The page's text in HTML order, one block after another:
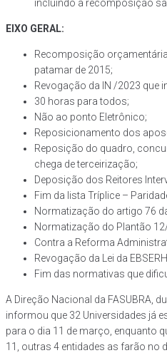
incluindo a recomposição
EIXO GERAL:
Recomposição
patamar de 2015;
Revogação da IN /2023 que
30 horas para todos;
Não ao ponto Eletrônico;
Reposicionamento dos
Reposição do quadro,
chega de terceirização;
Deposição dos Reitores
Fim da lista Tríplice –
Normatização do artigo 76
Normatização do Plantão
Contra a Reforma
Revogação da Lei da EBSERH.
Fim das normativas que
A Direção Nacional da FASUBRA,
informou que 32 Universidades já
para o dia 11 de março, enquanto
11, outras 4 entidades as farão no